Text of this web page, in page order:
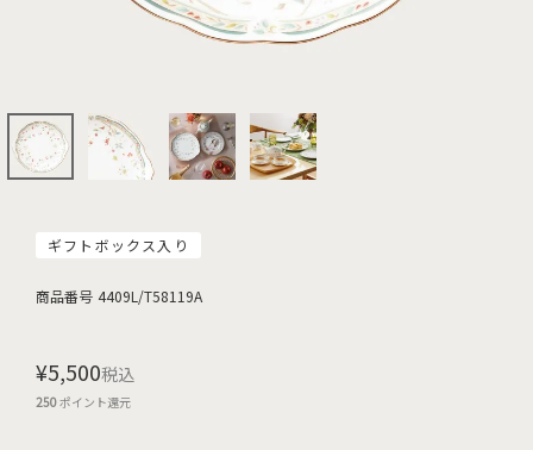
ギフトボックス入り
商品番号 4409L/T58119A
¥5,500税込
250ポイント還元